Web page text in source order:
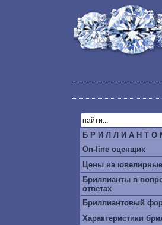
Б Р И Л Л И А Н Т О
On-line оценщик
Цены на
Бриллианты в
ответах
Бриллиантовый
Характеристики